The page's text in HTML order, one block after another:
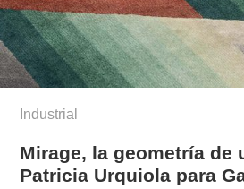
Industrial
Mirage, la geometría de
Patricia Urquiola para